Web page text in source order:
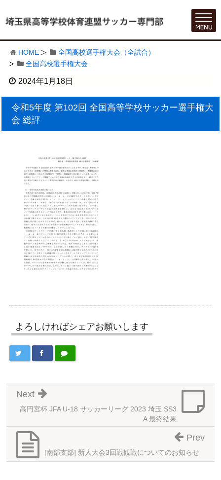
HOME
全国高校選手権大会（全試合）
全国高校選手権大会
2024年1月18日
令和5年度 第102回 全国高等学校サッカー選手権大
会 総評
よろしければシェアお願いします
高円宮杯 JFA U-18 サッカーリーグ 2023 埼玉 SS3
A 最終結果
Next
[南部支部] 新人大会3回戦観戦についてのお知らせ
Prev